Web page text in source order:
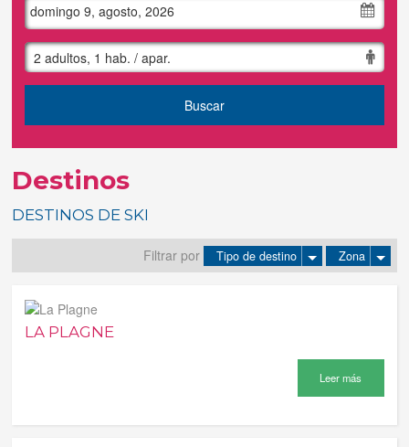
Grupos
Contacto
Tus reservas
Inicia sessión
domingo 9, agosto, 2026
2 adultos, 1 hab. / apar.
Buscar
Destinos
DESTINOS DE SKI
Filtrar por Tipo de destino Zona
LA PLAGNE
Leer más